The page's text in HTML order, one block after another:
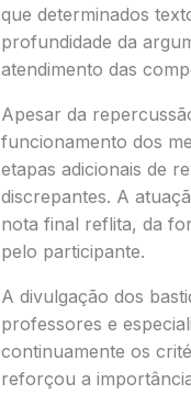
que determinados
profundidade da
atendimento das
Apesar da
funcionamento dos
etapas adicionais de
discrepantes. A
nota final reflita, da
pelo participante.
A divulgação dos
professores e
continuamente os
reforçou a